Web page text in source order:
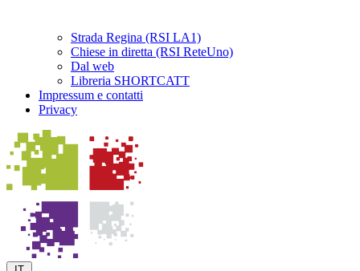
Strada Regina (RSI LA1)
Chiese in diretta (RSI ReteUno)
Dal web
Libreria SHORTCATT
Impressum e contatti
Privacy